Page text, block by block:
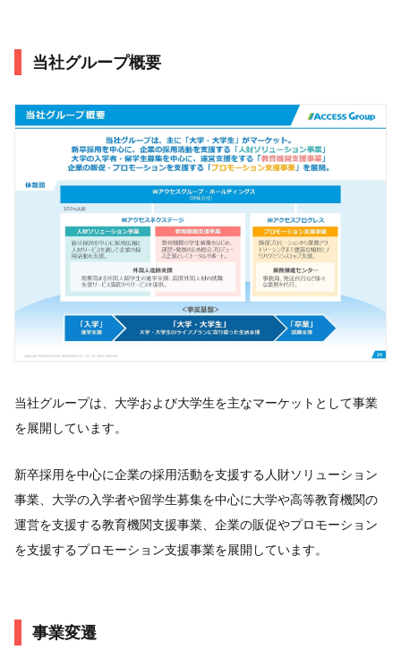
当社グループ概要
当社グループは、大学および大学生を主なマーケットとして事業
を展開しています。
新卒採用を中心に企業の採用活動を支援する人財ソリューション
事業、大学の入学者や留学生募集を中心に大学や高等教育機関の
運営を支援する教育機関支援事業、企業の販促やプロモーション
を支援するプロモーション支援事業を展開しています。
事業変遷